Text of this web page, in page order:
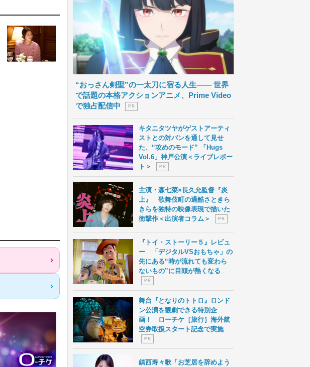
“おっさん剣聖”の一太刀に宿る人生―― 世界
で話題の本格アクションアニメ、Prime Video
で独占配信中
P R
キタニタツヤがゲストアーティ
ストとの対バンを通して見せ
た、“攻めのモード” 「Hugs
Vol.6」神戸公演＜ライブレポー
ト＞
P R
主演・森七菜×長久允監督『炎
上』 歌舞伎町の過酷さときら
きらを独特の映像表現で描いた
衝撃作＜出演者コラム＞
P R
『トイ・ストーリー５』レビュ
ー 「デジタルVSおもちゃ」の
先にある“時が流れても変わら
ないもの”に目頭が熱くなる
P R
舞台『となりのトトロ』ロンド
ン公演を観劇できる特別企
画！ ローチケ［旅行］海外航
空券取扱スタート記念で実施
P R
鎮西寿々歌「お芝居を辞めよう